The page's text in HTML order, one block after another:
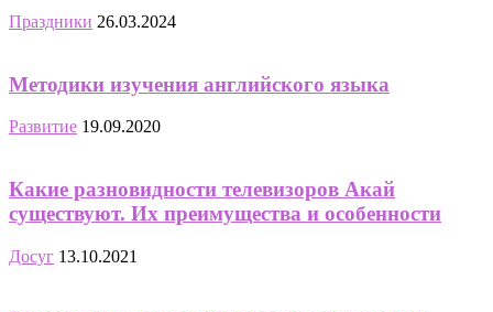
Праздники 26.03.2024
Методики изучения английского языка
Развитие 19.09.2020
Какие разновидности телевизоров Акай
существуют. Их преимущества и особенности
Досуг 13.10.2021